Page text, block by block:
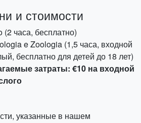
и стоимости
часа, бесплатно)
e Zoologia (1,5 часа, входной
бесплатно для детей до 18 лет)
затраты: €10 на входной
указанные в нашем